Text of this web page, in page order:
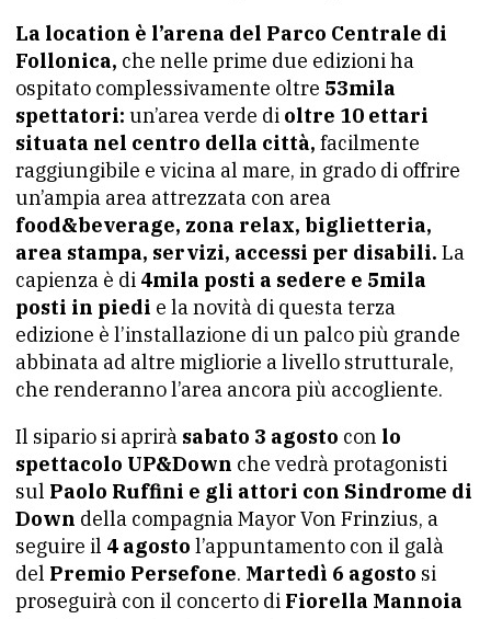
La location è l’arena del Parco Centrale di
Follonica, che nelle prime due edizioni ha
ospitato complessivamente oltre 53mila
spettatori: un’area verde di oltre 10 ettari
situata nel centro della città, facilmente
raggiungibile e vicina al mare, in grado di offrire
un’ampia area attrezzata con area
food&beverage, zona relax, biglietteria,
area stampa, servizi, accessi per disabili. La
capienza è di 4mila posti a sedere e 5mila
posti in piedi e la novità di questa terza
edizione è l’installazione di un palco più grande
abbinata ad altre migliorie a livello strutturale,
che renderanno l’area ancora più accogliente.
Il sipario si aprirà sabato 3 agosto con lo
spettacolo UP&Down che vedrà protagonisti
sul Paolo Ruffini e gli attori con Sindrome di
Down della compagnia Mayor Von Frinzius, a
seguire il 4 agosto l’appuntamento con il galà
del Premio Persefone. Martedì 6 agosto si
proseguirà con il concerto di Fiorella Mannoia